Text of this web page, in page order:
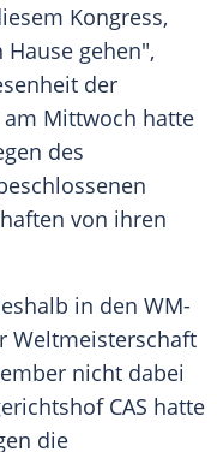
Kongress,
gehen",
der
am Mittwoch hatte
des
von ihren
in den WM-
Weltmeisterschaft
nicht dabei
CAS hatte
die